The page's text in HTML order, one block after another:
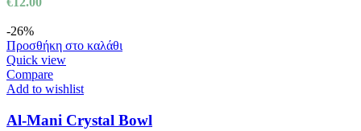
-26%
Προσθήκη στο καλάθι
Quick view
Compare
Add to wishlist
Al-Mani Crystal Bowl